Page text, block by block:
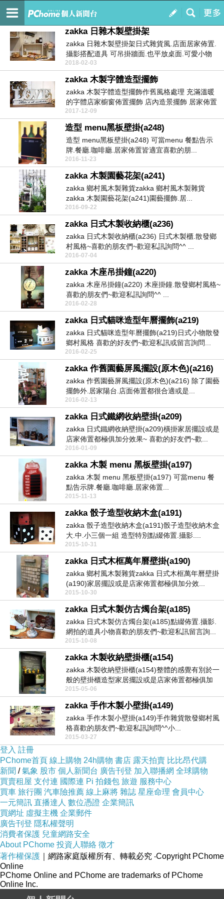
我的
訂閱
日光小徑 鄉村雜貨 .傢俱.傢飾
zakka 日雜木製壁掛架
zakka 日雜木製壁掛架日式雜貨風.店面居家佈置.
攝影搭配道具 可吊掛牆面.也平放桌面.可愛小物
佈...
2018-02-03
zakka 木製字體造型擺飾
zakka 木製字體造型擺飾作舊風格處理 充滿溫暖
的字體店家櫥窗佈置擺飾 店內造景擺飾 居家佈置
擺飾...
2017-12-09
造型 menu黑板壁掛(a248)
造型 menu黑板壁掛(a248) 可當menu 餐點告示
牌.餐廳.咖啡廳.居家佈置皆適宜喜歡的朋...
2016-11-23
zakka 木製園藝花架(a241)
zakka 鄉村風木製雜貨zakka 鄉村風木製雜貨
zakka 木製園藝花架(a241)園藝擺飾.居...
2016-09-22
zakka 日式木製收納櫃(a236)
zakka 日式木製收納櫃(a236) 日式木製櫃.散發鄉
村風格~喜歡的朋友們~歡迎私訊詢問^^ ...
2016-07-04
zakka 木座吊掛鐘(a220)
zakka 木座吊掛鐘(a220) 木座掛鐘.散發鄉村風格~
喜歡的朋友們~歡迎私訊詢問^^ ...
2016-02-28
zakka 日式貓咪造型年曆擺飾(a219)
zakka 日式貓咪造型年曆擺飾(a219)日式小物散發
鄉村風格 喜歡的好友們~歡迎私訊或留言詢問...
2016-02-25
zakka 作舊園藝屏風擺設(原木色)(a216)
zakka 作舊園藝屏風擺設(原木色)(a216) 除了園藝
擺飾外.居家陽台.店面佈置都很合適或是...
2016-02-13
zakka 日式鐵網收納壁掛(a209)
zakka 日式鐵網收納壁掛(a209)橫掛家居擺設或是
店家佈置都極俱加分效果~ 喜歡的好友們~歡...
2016-01-09
zakka 木製 menu 黑板壁掛(a197)
zakka 木製 menu 黑板壁掛(a197) 可當menu 餐
點告示牌.餐廳.咖啡廳.居家佈置...
2015-11-13
zakka 骰子造型收納木盒(a191)
zakka 骰子造型收納木盒(a191)骰子造型收納木盒
大.中.小三個一組 造型特別點綴佈置.攝影....
2015-10-31
zakka 日式木框萬年曆壁掛(a190)
zakka 鄉村風木製雜貨zakka 日式木框萬年曆壁掛
(a190)家居擺設或是店家佈置都極俱加分效...
2015-10-30
zakka 日式木製仿古燭台架(a185)
zakka 日式木製仿古燭台架(a185)點綴佈置.攝影.
網拍的道具小物喜歡的朋友們~歡迎私訊留言詢...
2015-10-08
zakka 木製收納壁掛櫃(a154)
zakka 木製收納壁掛櫃(a154)整體的感覺有別於一
般的壁掛櫃造型家居擺設或是店家佈置都極俱加
分...
2015-05-06
zakka 手作木製小壁掛(a149)
zakka 手作木製小壁掛(a149)手作雜貨散發鄉村風
格喜歡的朋友們~歡迎私訊詢問^^小...
2015-03-27
登入 註冊
PChome首頁 線上購物 24h購物 書店 露天拍賣 比比昂代購
新聞 /氣象 股市 個人新聞台 廣告刊登 加入聯播網 全球購物
買賣租屋 支付連 國際連 Pi 拍錢包 旅遊 服務中心
買車 旅行團 汽車險推薦 線上麻將 雜誌 星座命理 會員中心
一元簡訊 直播達人 數位憑證 企業簡訊
買網址 虛擬主機 企業郵件
廣告刊登 隱私權聲明
消費者保護 兒童網路安全
About PChome 投資人聯絡 徵才
著作權保護 ｜網路家庭版權所有、轉載必究 ‧Copyright PChome
Online
PChome Online and PChome are trademarks of PChome
Online Inc.